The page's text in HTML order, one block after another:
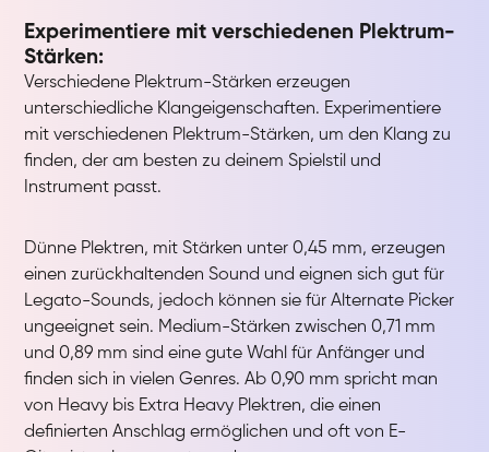
Experimentiere mit verschiedenen Plektrum-
Stärken:
Verschiedene Plektrum-Stärken erzeugen
unterschiedliche Klangeigenschaften. Experimentiere
mit verschiedenen Plektrum-Stärken, um den Klang zu
finden, der am besten zu deinem Spielstil und
Instrument passt.
Dünne Plektren, mit Stärken unter 0,45 mm, erzeugen
einen zurückhaltenden Sound und eignen sich gut für
Legato-Sounds, jedoch können sie für Alternate Picker
ungeeignet sein. Medium-Stärken zwischen 0,71 mm
und 0,89 mm sind eine gute Wahl für Anfänger und
finden sich in vielen Genres. Ab 0,90 mm spricht man
von Heavy bis Extra Heavy Plektren, die einen
definierten Anschlag ermöglichen und oft von E-